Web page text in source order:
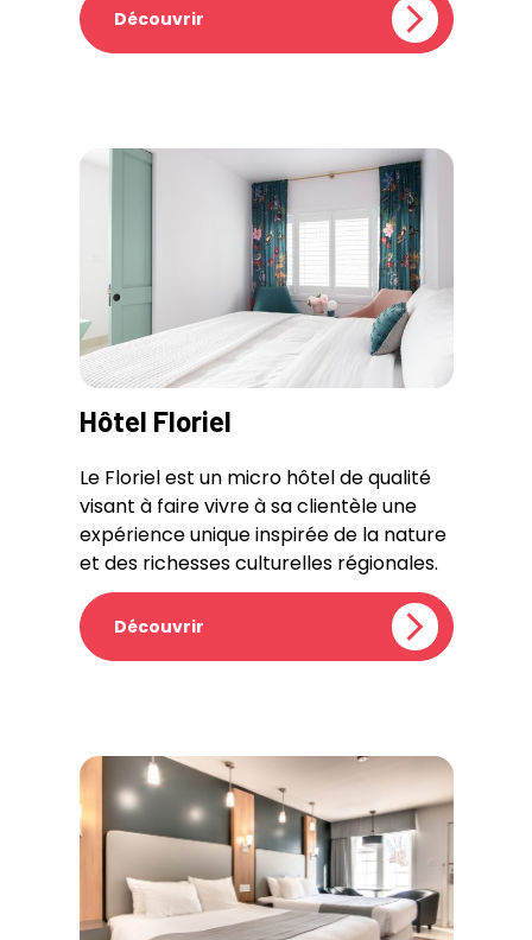
Découvrir
Hôtel Floriel
Le Floriel est un micro hôtel de qualité
visant à faire vivre à sa clientèle une
expérience unique inspirée de la nature
et des richesses culturelles régionales.
Découvrir